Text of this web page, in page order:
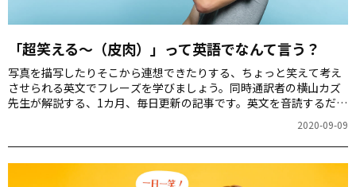
「超笑える～（皮肉）」って英語でなんて言う？
写真を描写したりそこから連想できたりする、ちょっと笑えて考え
させられる英文でフレーズを学びましょう。同時通訳者の横山カズ
先生が解説する、1カ月、毎日更新の記事です。英文を音読するだけ
でもスピーキング力が上がりますよ！第7回のお題は「退屈そうにあ
2020-09-09